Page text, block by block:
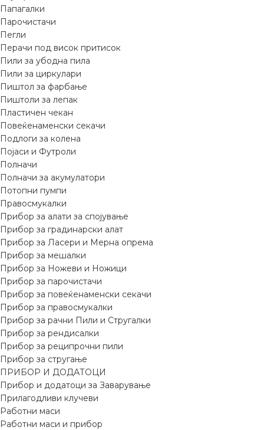
Папагалки
Парочистачи
Пегли
Перачи под висок притисок
Пили за убодна пила
Пили за циркулари
Пиштол за фарбање
Пиштоли за лепак
Пластичен чекан
Повеќенаменски секачи
Подлоги за колена
Појаси и Футроли
Полначи
Полначи за акумулатори
Потопни пумпи
Правосмукалки
Прибор за алати за спојување
Прибор за градинарски алат
Прибор за Ласери и Мерна опрема
Прибор за мешалки
Прибор за Ножеви и Ножици
Прибор за парочистачи
Прибор за повеќенаменски секачи
Прибор за правосмукалки
Прибор за рачни Пили и Стругалки
Прибор за рендисалки
Прибор за реципрочни пили
Прибор за стругање
ПРИБОР И ДОДАТОЦИ
Прибор и додатоци за Заварување
Прилагодливи клучеви
Работни маси
Работни маси и прибор